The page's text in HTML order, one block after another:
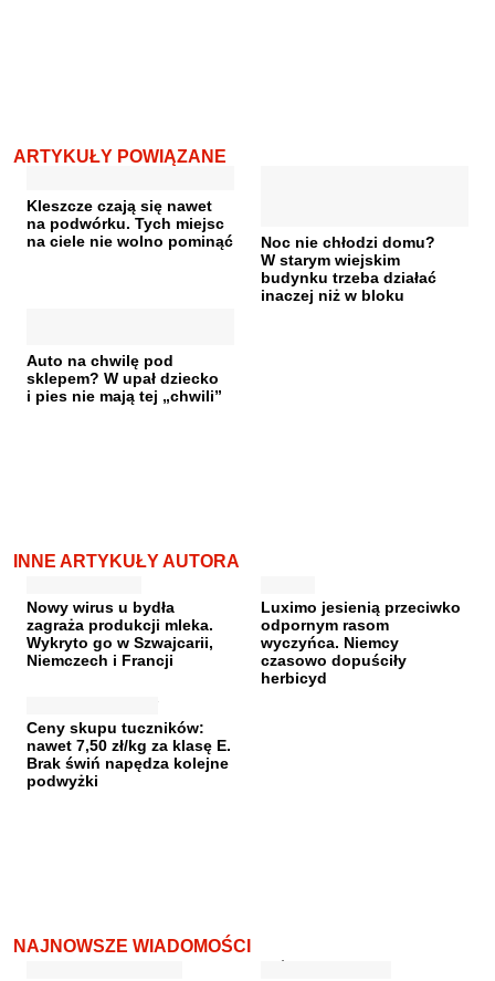
ARTYKUŁY POWIĄZANE
Kleszcze czają się nawet
na podwórku. Tych miejsc
na ciele nie wolno pominąć
Noc nie chłodzi domu?
W starym wiejskim
budynku trzeba działać
inaczej niż w bloku
Auto na chwilę pod
sklepem? W upał dziecko
i pies nie mają tej „chwili”
INNE ARTYKUŁY AUTORA
Nowy wirus u bydła
zagraża produkcji mleka.
Wykryto go w Szwajcarii,
Niemczech i Francji
Luximo jesienią przeciwko
odpornym rasom
wyczyńca. Niemcy
czasowo dopuściły
herbicyd
Ceny skupu tuczników:
nawet 7,50 zł/kg za klasę E.
Brak świń napędza kolejne
podwyżki
NAJNOWSZE WIADOMOŚCI